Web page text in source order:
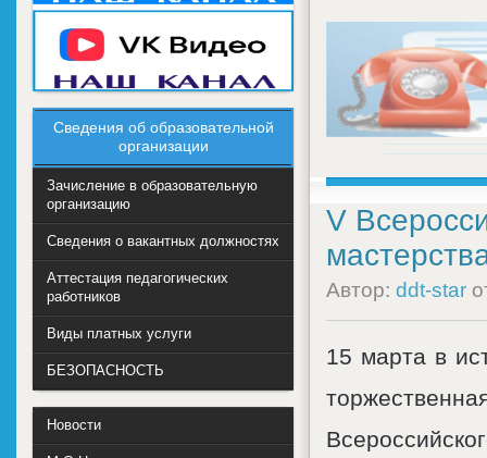
V
Автор: ddt-star
15 марта в
Сведения об образовательной
организации
Зачисление в образовательную
организацию
Сведения о вакантных должностях
Аттестация педагогических
работников
Виды платных услуги
БЕЗОПАСНОСТЬ
Новости